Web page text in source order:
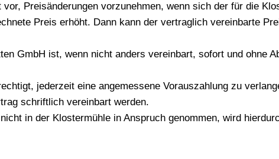
Preisänderungen vorzunehmen, wenn sich der für die
Preis erhöht. Dann kann der vertraglich vereinbarte
GmbH ist, wenn nicht anders vereinbart, sofort und ohne
jederzeit eine angemessene Vorauszahlung zu
schriftlich vereinbart werden.
in der Klostermühle in Anspruch genommen, wird